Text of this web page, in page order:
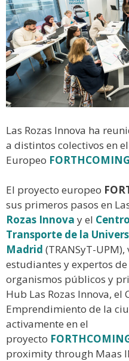
Las Rozas Innova ha
a distintos colectivos en
Europeo FORTHCOMING
El proyecto europeo
sus primeros pasos en
Rozas Innova y el
Transporte de la
Madrid (TRANSyT-
estudiantes y expertos
organismos públicos y
Hub Las Rozas Innova, el
Emprendimiento de la
activamente en el
proyecto
proximity through Maas